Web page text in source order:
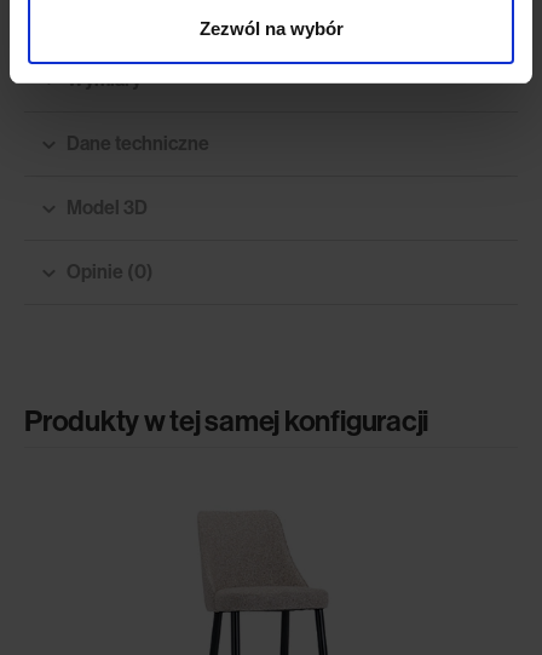
Zezwól na wybór
Wymiary
Dane techniczne
Model 3D
Opinie (0)
Produkty w tej samej konfiguracji